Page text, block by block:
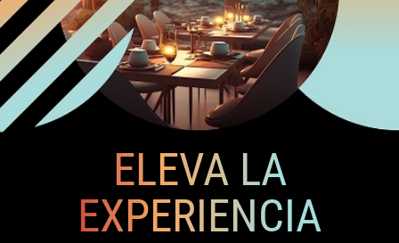
ELEVA LA
EXPERIENCIA